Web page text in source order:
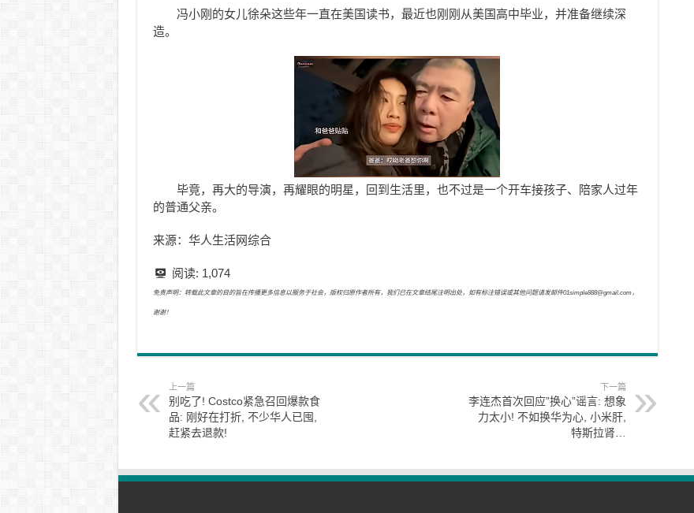
冯小刚的女儿徐朵这些年一直在美国读书，最近也刚刚从美国高中毕业，并准备继续深
造。
毕竟，再大的导演，再耀眼的明星，回到生活里，也不过是一个开车接孩子、陪家人过年
的普通父亲。
来源：华人生活网综合
阅读: 1,074
免责声明：转载此文章的目的旨在传播更多信息以服务于社会，版权归原作者所有，我们已在文章结尾注明出处，如有标注错误或其他问题请发邮件01simple888@gmail.com，
谢谢！
上一篇
别吃了! Costco紧急召回爆款食
品: 刚好在打折, 不少华人已囤,
赶紧去退款!
下一篇
李连杰首次回应”换心”谣言: 想象
力太小! 不如换华为心, 小米肝,
特斯拉肾…